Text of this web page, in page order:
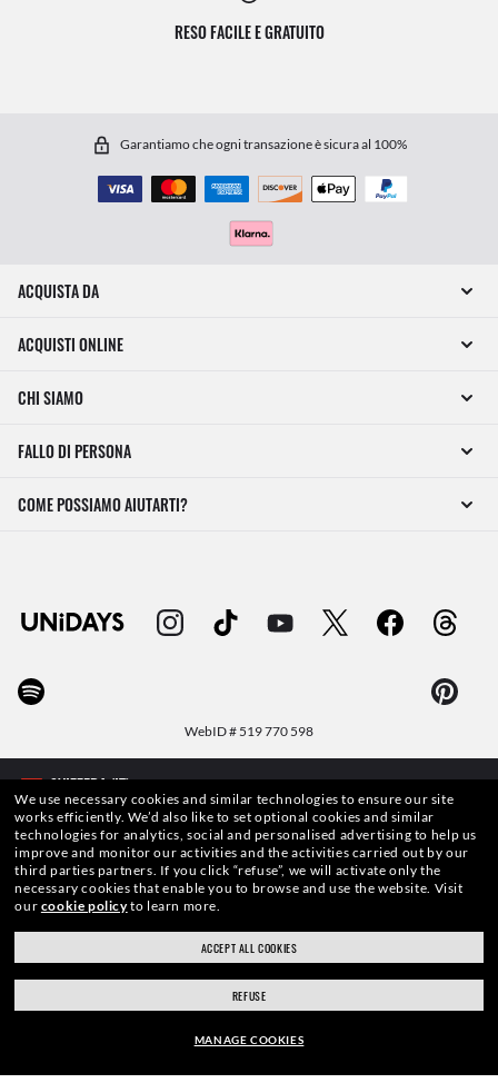
RESO FACILE E GRATUITO
Garantiamo che ogni transazione è sicura al 100%
ACQUISTA DA
ACQUISTI ONLINE
CHI SIAMO
FALLO DI PERSONA
COME POSSIAMO AIUTARTI?
WebID # 519 770 598
AVVERTENZE E INFORMAZIONI DI SICUREZZA SUI PRODOTTI
INFORMATIVA SULLA PROTEZIONE DEI DATI PERSONALI
We use necessary cookies and similar technologies to ensure our site
works efficiently. We’d also like to set optional cookies and similar
technologies for analytics, social and personalised advertising to help us
improve and monitor our activities and the activities carried out by our
third parties partners. If you click “refuse”, we will activate only the
necessary cookies that enable you to browse and use the website. Visit
our cookie policyto learn more.
ACCEPT ALL COOKIES
REFUSE
MANAGE COOKIES